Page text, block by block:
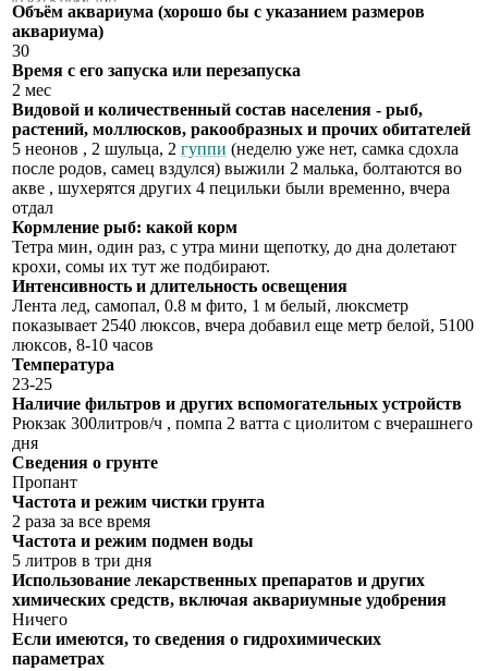
Объём аквариума (хорошо бы с указанием размеров
аквариума)
30
Время с его запуска или перезапуска
2 мес
Видовой и количественный состав населения - рыб,
растений, моллюсков, ракообразных и прочих обитателей
5 неонов , 2 шульца, 2 гуппи (неделю уже нет, самка сдохла
после родов, самец вздулся) выжили 2 малька, болтаются во
акве , шухерятся других 4 пецильки были временно, вчера
отдал
Кормление рыб: какой корм
Тетра мин, один раз, с утра мини щепотку, до дна долетают
крохи, сомы их тут же подбирают.
Интенсивность и длительность освещения
Лента лед, самопал, 0.8 м фито, 1 м белый, люксметр
показывает 2540 люксов, вчера добавил еще метр белой, 5100
люксов, 8-10 часов
Температура
23-25
Наличие фильтров и других вспомогательных устройств
Рюкзак 300литров/ч , помпа 2 ватта с циолитом с вчерашнего
дня
Сведения о грунте
Пропант
Частота и режим чистки грунта
2 раза за все время
Частота и режим подмен воды
5 литров в три дня
Использование лекарственных препаратов и других
химических средств, включая аквариумные удобрения
Ничего
Если имеются, то сведения о гидрохимических
параметрах